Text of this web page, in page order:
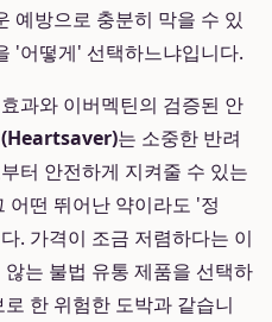
예방으로 충분히 막을 수 있
'어떻게' 선택하느냐입니다.
과와 이버멕틴의 검증된 안
는 소중한 반려
터 안전하게 지켜줄 수 있는
어떤 뛰어난 약이라도 '정
. 가격이 조금 저렴하다는 이
는 불법 유통 제품을 선택하
한 위험한 도박과 같습니